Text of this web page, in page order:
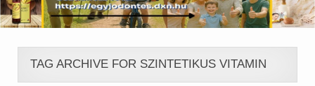
TAG ARCHIVE FOR SZINTETIKUS VITAMIN